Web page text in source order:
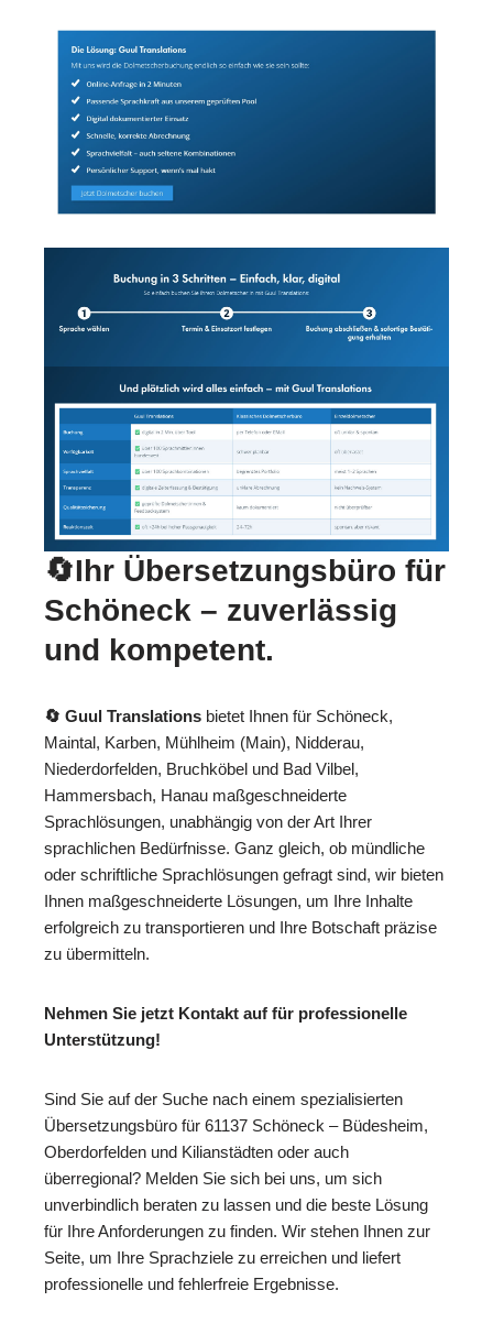
🔄Ihr Übersetzungsbüro für
Schöneck – zuverlässig
und kompetent.
🔄 Guul Translations bietet Ihnen für Schöneck,
Maintal, Karben, Mühlheim (Main), Nidderau,
Niederdorfelden, Bruchköbel und Bad Vilbel,
Hammersbach, Hanau maßgeschneiderte
Sprachlösungen, unabhängig von der Art Ihrer
sprachlichen Bedürfnisse. Ganz gleich, ob mündliche
oder schriftliche Sprachlösungen gefragt sind, wir bieten
Ihnen maßgeschneiderte Lösungen, um Ihre Inhalte
erfolgreich zu transportieren und Ihre Botschaft präzise
zu übermitteln.
Nehmen Sie jetzt Kontakt auf für professionelle
Unterstützung!
Sind Sie auf der Suche nach einem spezialisierten
Übersetzungsbüro für 61137 Schöneck – Büdesheim,
Oberdorfelden und Kilianstädten oder auch
überregional? Melden Sie sich bei uns, um sich
unverbindlich beraten zu lassen und die beste Lösung
für Ihre Anforderungen zu finden. Wir stehen Ihnen zur
Seite, um Ihre Sprachziele zu erreichen und liefert
professionelle und fehlerfreie Ergebnisse.